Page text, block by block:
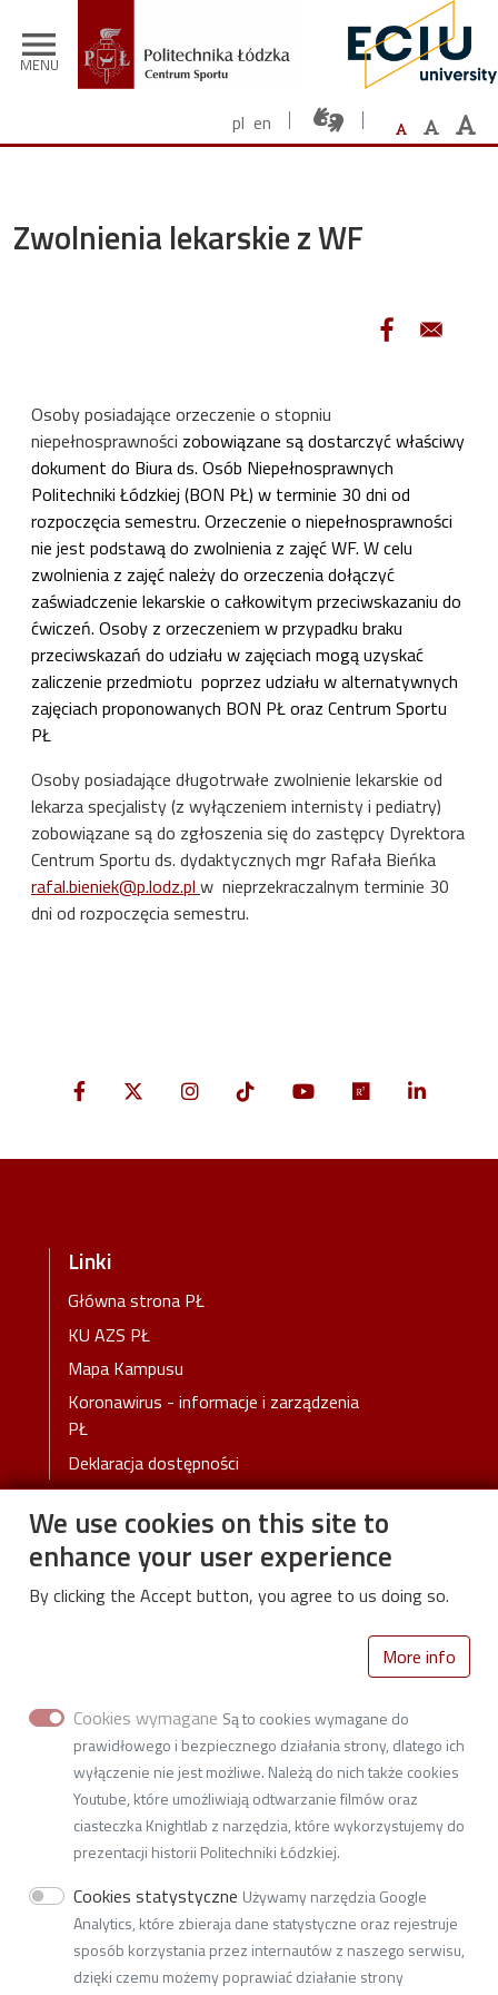
menu
MENU
pl en
Zwolnienia lekarskie z WF
Osoby posiadające orzeczenie o stopniu
niepełnosprawności zobowiązane są dostarczyć właściwy
dokument do Biura ds. Osób Niepełnosprawnych
Politechniki Łódzkiej (BON PŁ) w terminie 30 dni od
rozpoczęcia semestru. Orzeczenie o niepełnosprawności
nie jest podstawą do zwolnienia z zajęć WF. W celu
zwolnienia z zajęć należy do orzeczenia dołączyć
zaświadczenie lekarskie o całkowitym przeciwskazaniu do
ćwiczeń. Osoby z orzeczeniem w przypadku braku
przeciwskazań do udziału w zajęciach mogą uzyskać
zaliczenie przedmiotu poprzez udziału w alternatywnych
zajęciach proponowanych BON PŁ oraz Centrum Sportu
PŁ
Osoby posiadające długotrwałe zwolnienie lekarskie od
lekarza specjalisty (z wyłączeniem internisty i pediatry)
zobowiązane są do zgłoszenia się do zastępcy Dyrektora
Centrum Sportu ds. dydaktycznych mgr Rafała Bieńka
rafal.bieniek@p.lodz.pl w nieprzekraczalnym terminie 30
dni od rozpoczęcia semestru.
Centrum Sportu Politechniki Łódzkiej
Al. Politechniki 11 (budynek C-4)
93-590 Łódź
tel: (042) 631-28-65, (042) 631-28-21,
adres e-mail: S3@adm.p.lodz.pl
https://www.facebook.com/centrum.sportu.11
Linki
Główna strona PŁ
KU AZS PŁ
Mapa Kampusu
Koronawirus - informacje i zarządzenia
PŁ
Deklaracja dostępności
We use cookies on this site to
enhance your user experience
By clicking the Accept button, you agree to us doing so.
More info
Cookies wymagane Są to cookies wymagane do
prawidłowego i bezpiecznego działania strony, dlatego ich
wyłączenie nie jest możliwe. Należą do nich także cookies
Youtube, które umożliwiają odtwarzanie filmów oraz
ciasteczka Knightlab z narzędzia, które wykorzystujemy do
prezentacji historii Politechniki Łódzkiej.
Cookies statystyczne Używamy narzędzia Google
Analytics, które zbieraja dane statystyczne oraz rejestruje
sposób korzystania przez internautów z naszego serwisu,
dzięki czemu możemy poprawiać działanie strony